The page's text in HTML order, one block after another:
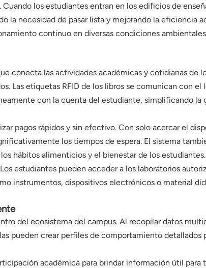
los estudiantes entran en los edificios de
la necesidad de pasar lista y mejorando la eficiencia
continuo en diversas condiciones
conecta las actividades académicas y cotidianas de
Las etiquetas RFID de los libros se comunican con el
con la cuenta del estudiante, simplificando la
pagos rápidos y sin efectivo. Con solo acercar el
los tiempos de espera. El sistema
hábitos alimenticios y el bienestar de los estudiantes.
estudiantes pueden acceder a los laboratorios
instrumentos, dispositivos electrónicos o material
del ecosistema del campus. Al recopilar datos
crear perfiles de comportamiento detallados
académica para brindar información útil para